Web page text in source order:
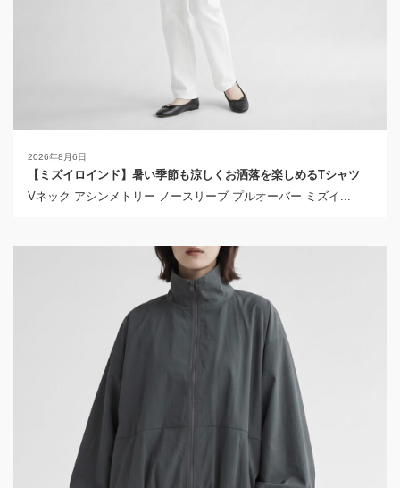
2026年8月6日
【ミズイロインド】暑い季節も涼しくお洒落を楽しめるTシャツ
Vネック アシンメトリー ノースリーブ プルオーバー ミズイ...